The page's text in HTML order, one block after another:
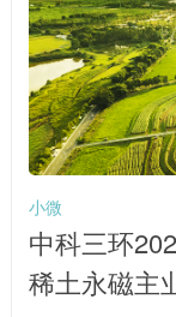
小微
中科三环
稀土永磁主